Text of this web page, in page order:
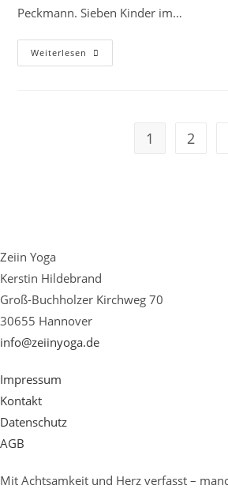
Peckmann. Sieben Kinder im…
Weiterlesen Kinderkurs
Hannover:
1 2
Zeiin Yoga
Kerstin Hildebrand
Groß-Buchholzer Kirchweg 70
30655 Hannover
info@zeiinyoga.de
Impressum
Kontakt
Datenschutz
AGB
Mit Achtsamkeit und Herz verfasst –